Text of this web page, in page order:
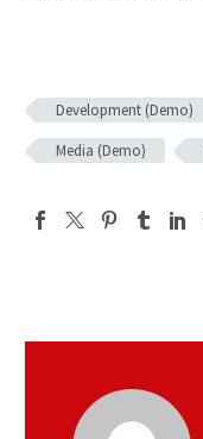
Development (Demo)
Media (Demo)